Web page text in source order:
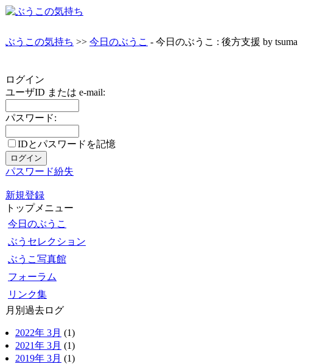
ぶうこの気持ち >> 今日のぶうこ - 今日のぶうこ : 後方支援 by tsuma
ログイン
ユーザID または e-mail:
パスワード:
IDとパスワードを記憶
パスワード紛失
新規登録
トップメニュー
今日のぶうこ
ぶうセレクション
ぶうこ写真館
フォーラム
リンク集
月別過去ログ
2022年 3月 (1)
2021年 3月 (1)
2019年 3月 (1)